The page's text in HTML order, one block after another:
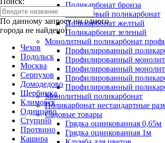
По данному запросу ни одного
города не найдено!
Чехов
Подольск
Москва
Серпухов
Домодедово
Щербинка
Климовск
Одинцово
Ступино
Протвино
Кашира
Поликарбонат бронза
Коричневый поликарбонат
Поликарбонат желтый
Поликарбонат зеленый
Монолитный поликарбонат
Профилированный
Профилированный
Профилированный
Профилированный
Профилированный
Монолитный поликарбонат
Поликарбонат нестандартные
Садовые товары
Грядка оцинкованная 0,65м
Грядка оцинкованная 1м